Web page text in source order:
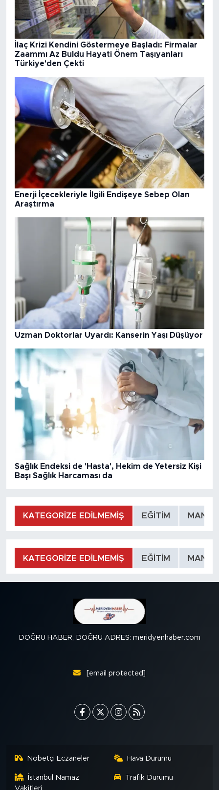
İlaç Krizi Kendini Göstermeye Başladı: Firmalar
Zaammı Az Buldu Hayati Önem Taşıyanları
Türkiye'den Çekti
Enerji İçecekleriyle İlgili Endişeye Sebep Olan
Araştırma
Uzman Doktorlar Uyardı: Kanserin Yaşı Düşüyor
Sağlık Endeksi de 'Hasta', Hekim de Yetersiz Kişi
Başı Sağlık Harcaması da
KATEGORİZE EDİLMEMİŞ EĞİTİM
KATEGORİZE EDİLMEMİŞ EĞİTİM
DOĞRU HABER, DOĞRU ADRES: meridyenhaber.com
[email protected]
Nöbetçi Eczaneler Hava Durumu
İstanbul Namaz
Vakitleri
Trafik Durumu